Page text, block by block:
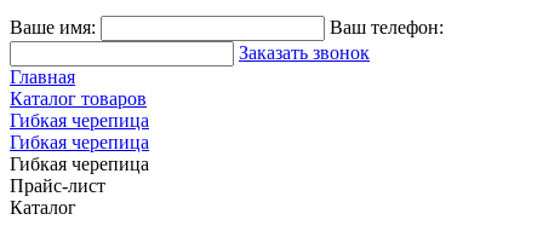
Ваше имя:
Ваш телефон:
Заказать звонок
Главная
Каталог товаров
Гибкая черепица
Гибкая черепица
Гибкая черепица
Прайс-лист
Каталог